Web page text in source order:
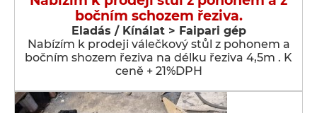
bočním schozem řeziva.
Eladás / Kínálat > Faipari gép
Nabízím k prodeji válečkový stůl z pohonem a
bočním shozem řeziva na délku řeziva 4,5m . K
ceně + 21%DPH